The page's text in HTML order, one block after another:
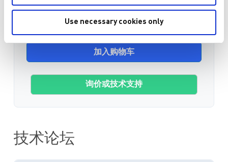
Use necessary cookies only
加入购物车
询价或技术支持
技术论坛